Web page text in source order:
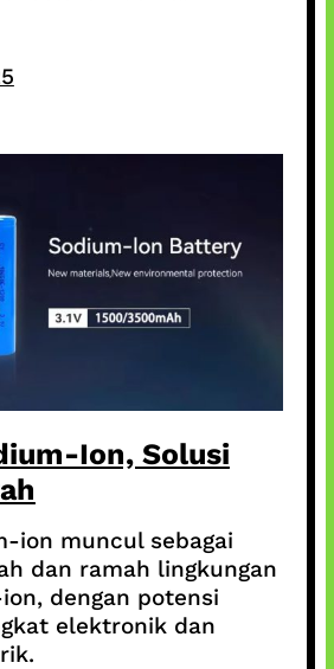
Ion, Solusi
ion muncul sebagai
dan ramah lingkungan
dengan potensi
elektronik dan